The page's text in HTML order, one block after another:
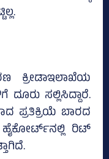
ಕ್ರೀಡಾಇಲಾಖೆಯ
ಸಲ್ಲಿಸಿದ್ದಾರೆ.
ಪ್ರತಿಕ್ರಿಯೆ ಬಾರದ
ರಿಟ್‌